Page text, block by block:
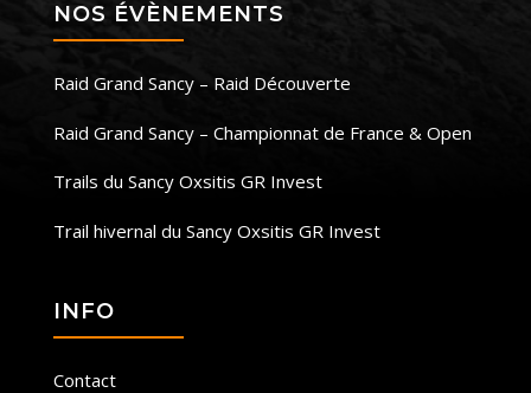
NOS ÉVÈNEMENTS
Raid Grand Sancy – Raid Découverte
Raid Grand Sancy – Championnat de France & Open
Trails du Sancy Oxsitis GR Invest
Trail hivernal du Sancy Oxsitis GR Invest
INFO
Contact